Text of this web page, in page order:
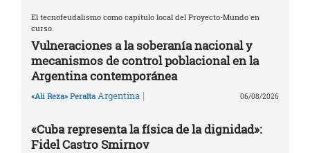
El tecnofeudalismo como capítulo local del Proyecto-Mundo en
curso.
Vulneraciones a la soberanía nacional y
mecanismos de control poblacional en la
Argentina contemporánea
«Ali Reza» Peralta Argentina | 06/08/2026
«Cuba representa la física de la dignidad»:
Fidel Castro Smirnov